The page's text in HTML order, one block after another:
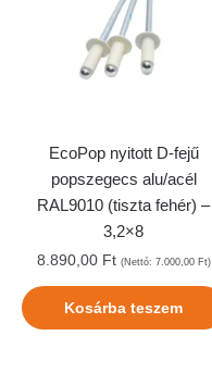
EcoPop nyitott D-fejű
popszegecs alu/acél
RAL9010 (tiszta fehér) –
3,2×8
8.890,00 Ft (Nettó: 7.000,00 Ft)
Kosárba teszem